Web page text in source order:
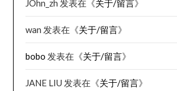
JOhn_zh 发表在《关于/留言》
wan 发表在《关于/留言》
bobo 发表在《关于/留言》
JANE LIU 发表在《关于/留言》